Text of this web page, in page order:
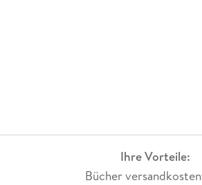
Ihre Vorteile:
Bücher